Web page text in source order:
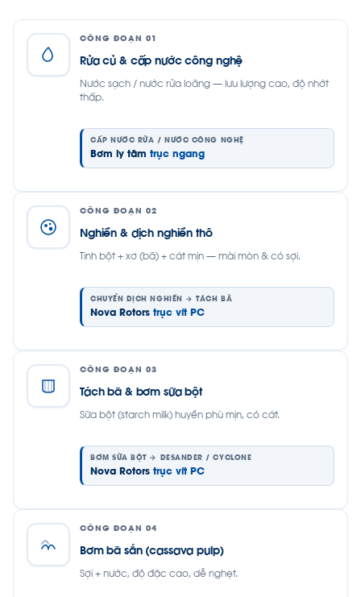
CÔNG ĐOẠN 01
Rửa củ & cấp nước công nghệ
Nước sạch / nước rửa loãng — lưu lượng cao, độ nhớt
thấp.
CẤP NƯỚC RỬA / NƯỚC CÔNG NGHỆ
Bơm ly tâm trục ngang
CÔNG ĐOẠN 02
Nghiền & dịch nghiền thô
Tinh bột + xơ (bã) + cát mịn — mài mòn & có sợi.
CHUYỂN DỊCH NGHIỀN → TÁCH BÃ
Nova Rotors trục vít PC
CÔNG ĐOẠN 03
Tách bã & bơm sữa bột
Sữa bột (starch milk) huyền phù mịn, có cát.
BƠM SỮA BỘT → DESANDER / CYCLONE
Nova Rotors trục vít PC
CÔNG ĐOẠN 04
Bơm bã sắn (cassava pulp)
Sợi + nước, độ đặc cao, dễ nghẹt.